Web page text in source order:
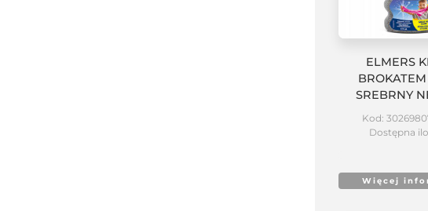
ELMERS
SREBRNY
Kod:
Dostępna
Więcej